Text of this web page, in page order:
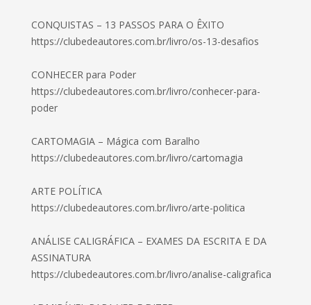
CONQUISTAS – 13 PASSOS PARA O ÊXITO
https://clubedeautores.com.br/livro/os-13-desafios
CONHECER para Poder
https://clubedeautores.com.br/livro/conhecer-para-
poder
CARTOMAGIA – Mágica com Baralho
https://clubedeautores.com.br/livro/cartomagia
ARTE POLÍTICA
https://clubedeautores.com.br/livro/arte-politica
ANÁLISE CALIGRÁFICA – EXAMES DA ESCRITA E DA
ASSINATURA
https://clubedeautores.com.br/livro/analise-caligrafica